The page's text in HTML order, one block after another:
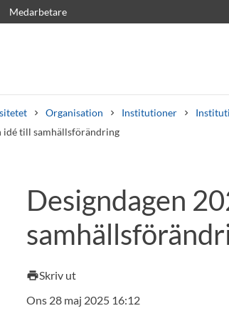
Medarbetare
Organisation Institutioner
idé till samhällsförändring
KursplanerVälkomstbrevPersonal
Designdagen
printSkriv ut
Ons 28 maj 2025 16:12